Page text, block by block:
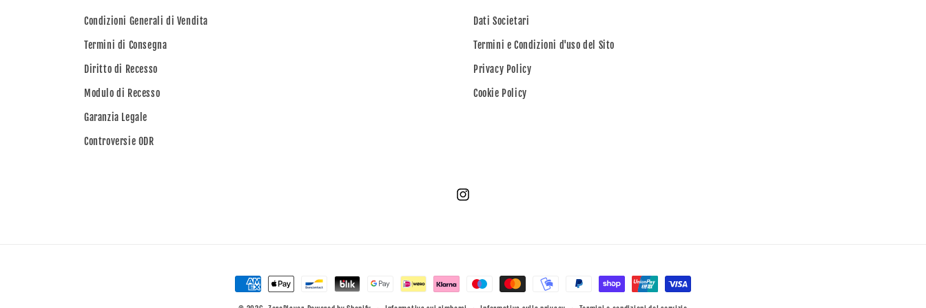
Condizioni Generali di Vendita
Termini di Consegna
Diritto di Recesso
Modulo di Recesso
Garanzia Legale
Controversie ODR
Dati Societari
Termini e Condizioni d'uso del Sito
Privacy Policy
Cookie Policy
Instagram
Metodi
di